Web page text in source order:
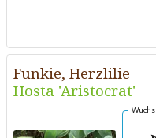
Funkie, Herzlilie
Hosta 'Aristocrat'
Wuchs